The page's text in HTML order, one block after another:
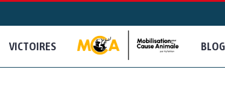
VICTOIRES BLOG